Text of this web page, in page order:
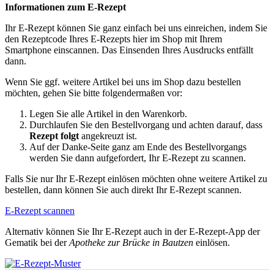
Informationen zum E-Rezept
Ihr E-Rezept können Sie ganz einfach bei uns einreichen, indem Sie
den Rezeptcode Ihres E-Rezepts hier im Shop mit Ihrem
Smartphone einscannen. Das Einsenden Ihres Ausdrucks entfällt
dann.
Wenn Sie ggf. weitere Artikel bei uns im Shop dazu bestellen
möchten, gehen Sie bitte folgendermaßen vor:
Legen Sie alle Artikel in den Warenkorb.
Durchlaufen Sie den Bestellvorgang und achten darauf, dass
Rezept folgt angekreuzt ist.
Auf der Danke-Seite ganz am Ende des Bestellvorgangs
werden Sie dann aufgefordert, Ihr E-Rezept zu scannen.
Falls Sie nur Ihr E-Rezept einlösen möchten ohne weitere Artikel zu
bestellen, dann können Sie auch direkt Ihr E-Rezept scannen.
E-Rezept scannen
Alternativ können Sie Ihr E-Rezept auch in der E-Rezept-App der
Gematik bei derApotheke zur Brücke in Bautzen einlösen.